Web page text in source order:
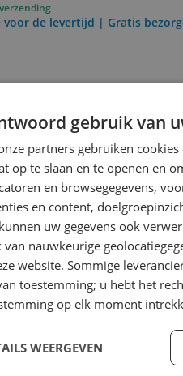
voor de levertijd | Gratis
gebruik van
partners gebruiken
op te slaan en te openen en
en browsegegevens,
en content,
kunnen uw gegevens ook
van nauwkeurige
website. Sommige
toestemming; u hebt het
op elk moment
WEERGEVEN